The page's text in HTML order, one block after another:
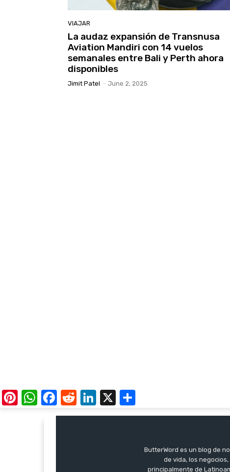
VIAJAR
La audaz expansión de Transnusa
Aviation Mandiri con 14 vuelos
semanales entre Bali y Perth ahora
disponibles
Jimit Patel - June 2, 2025
Pinterest
WhatsApp
Facebook
RedditLinkedIn
X
ButterWord es un blog de
de vida, los
principalmente de